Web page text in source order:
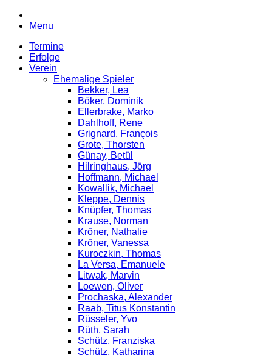
Menu
Termine
Erfolge
Verein
Ehemalige Spieler
Bekker, Lea
Böker, Dominik
Ellerbrake, Marko
Dahlhoff, Rene
Grignard, François
Grote, Thorsten
Günay, Betül
Hilringhaus, Jörg
Hoffmann, Michael
Kowallik, Michael
Kleppe, Dennis
Knüpfer, Thomas
Krause, Norman
Kröner, Nathalie
Kröner, Vanessa
Kuroczkin, Thomas
La Versa, Emanuele
Litwak, Marvin
Loewen, Oliver
Prochaska, Alexander
Raab, Titus Konstantin
Rüsseler, Yvo
Rüth, Sarah
Schütz, Franziska
Schütz, Katharina